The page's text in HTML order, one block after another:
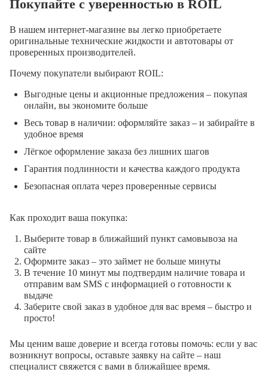
Покупайте с уверенностью в ROIL
В нашем интернет-магазине вы легко приобретаете
оригинальные технические жидкости и автотовары от
проверенных производителей.
Почему покупатели выбирают ROIL:
Выгодные цены и акционные предложения – покупая
онлайн, вы экономите больше
Весь товар в наличии: оформляйте заказ – и забирайте в
удобное время
Лёгкое оформление заказа без лишних шагов
Гарантия подлинности и качества каждого продукта
Безопасная оплата через проверенные сервисы
Как проходит ваша покупка:
Выберите товар в ближайший пункт самовывоза на
сайте
Оформите заказ – это займет не больше минуты
В течение 10 минут мы подтвердим наличие товара и
отправим вам SMS с информацией о готовности к
выдаче
Заберите свой заказ в удобное для вас время – быстро и
просто!
Мы ценим ваше доверие и всегда готовы помочь: если у вас
возникнут вопросы, оставьте заявку на сайте – наш
специалист свяжется с вами в ближайшее время.